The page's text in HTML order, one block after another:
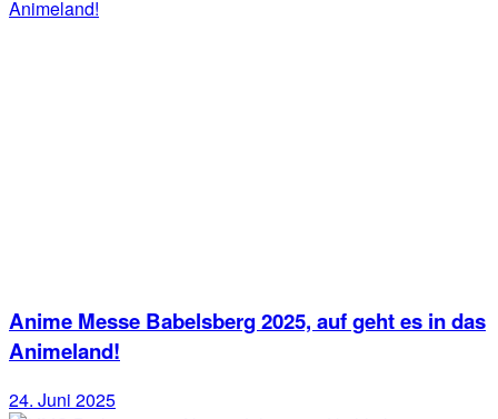
Anime Messe Babelsberg 2025, auf geht es in das
Animeland!
24. Juni 2025